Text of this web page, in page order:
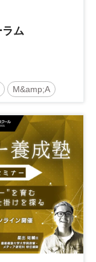
ラム
M&amp;A
参加無料